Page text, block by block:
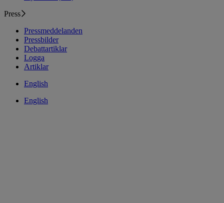
Press
Pressmeddelanden
Pressbilder
Debattartiklar
Logga
Artiklar
English
English